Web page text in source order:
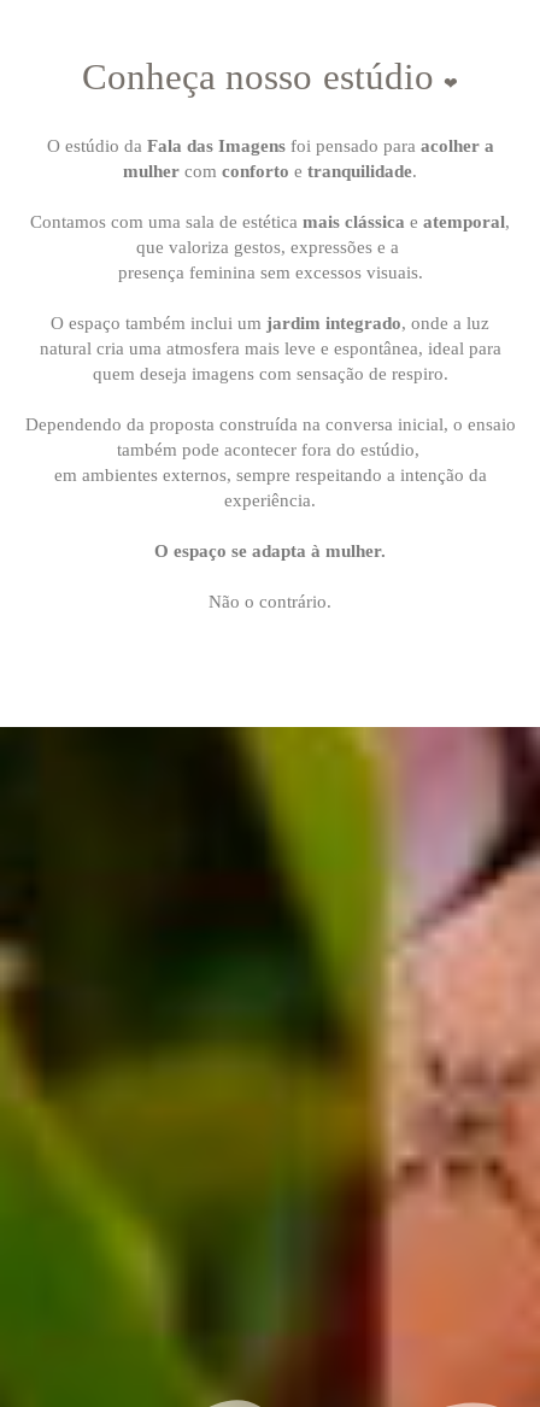
Conheça nosso estúdio❤
O estúdio da Fala das Imagens foi pensado para acolher a
mulher com conforto e tranquilidade.
Contamos com uma sala de estética mais clássica e atemporal,
que valoriza gestos, expressões e a
presença feminina sem excessos visuais.
O espaço também inclui um jardim integrado, onde a luz
natural cria uma atmosfera mais leve e espontânea, ideal para
quem deseja imagens com sensação de respiro.
Dependendo da proposta construída na conversa inicial, o ensaio
também pode acontecer fora do estúdio,
em ambientes externos, sempre respeitando a intenção da
experiência.
O espaço se adapta à mulher.
Não o contrário.